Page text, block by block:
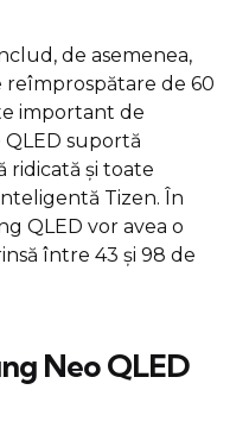
de asemenea,
reîmprospătare de 60
important de
suportă
ridicată și toate
Tizen. În
QLED vor avea o
între 43 și 98 de
Neo QLED